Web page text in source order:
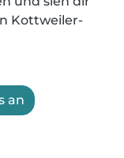
Kottweiler-
an